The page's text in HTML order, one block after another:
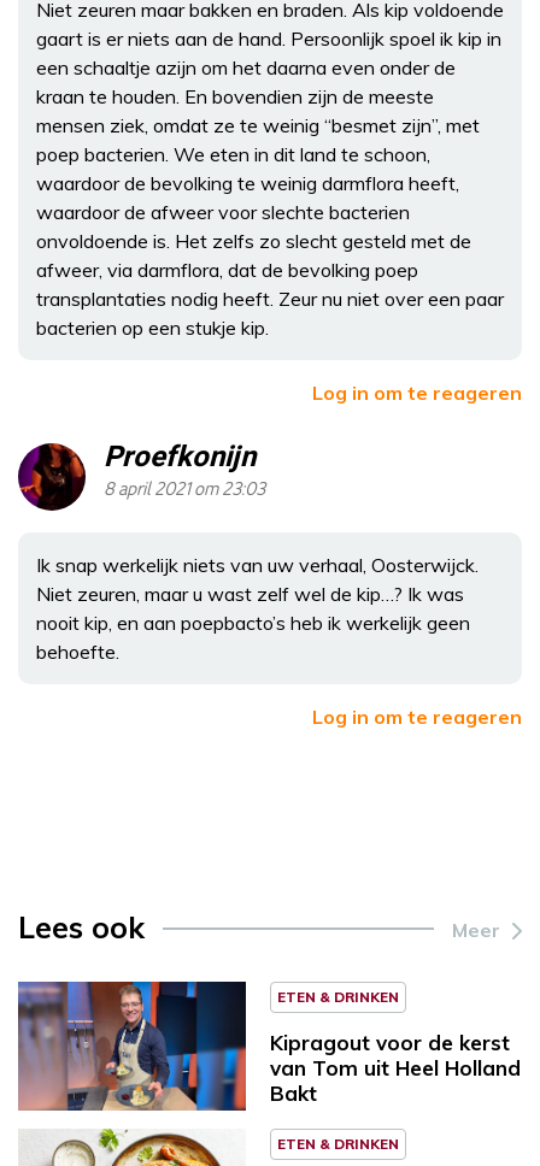
Niet zeuren maar bakken en braden. Als kip voldoende
gaart is er niets aan de hand. Persoonlijk spoel ik kip in
een schaaltje azijn om het daarna even onder de
kraan te houden. En bovendien zijn de meeste
mensen ziek, omdat ze te weinig “besmet zijn”, met
poep bacterien. We eten in dit land te schoon,
waardoor de bevolking te weinig darmflora heeft,
waardoor de afweer voor slechte bacterien
onvoldoende is. Het zelfs zo slecht gesteld met de
afweer, via darmflora, dat de bevolking poep
transplantaties nodig heeft. Zeur nu niet over een paar
bacterien op een stukje kip.
Log in om te reageren
Proefkonijn
8 april 2021 om 23:03
Ik snap werkelijk niets van uw verhaal, Oosterwijck.
Niet zeuren, maar u wast zelf wel de kip…? Ik was
nooit kip, en aan poepbacto’s heb ik werkelijk geen
behoefte.
Log in om te reageren
Lees ook Meer
ETEN & DRINKEN
Kipragout voor de kerst
van Tom uit Heel Holland
Bakt
ETEN & DRINKEN